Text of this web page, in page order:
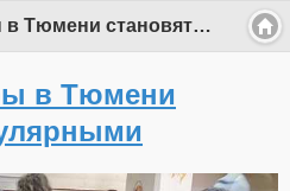
Настольные игры в Тюмени становятся популярными
в Тюмени